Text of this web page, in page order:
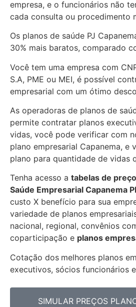
empresa, e o funcionários não
cada consulta ou procedimento
Os planos de saúde PJ
30% mais baratos, comparado
Você tem uma empresa com
S.A, PME ou MEI, é possível
empresarial com um ótimo
As operadoras de planos de
permite contratar planos
vidas, você pode verificar com
plano empresarial Capanema, e
plano para quantidade de vidas
Tenha acesso a tabelas de
Saúde Empresarial Capanema
custo X benefício para sua
variedade de planos
nacional, regional, convênios
coparticipação e planos
Cotação dos melhores planos
executivos, sócios funcionários
SIMULAR PREÇOS